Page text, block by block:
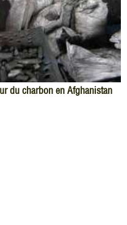
du charbon en Afghanistan